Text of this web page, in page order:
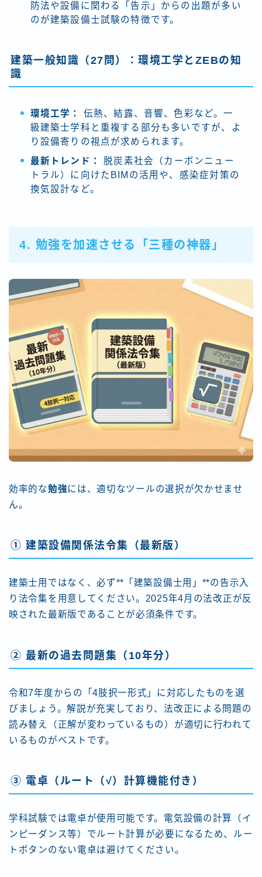
防法や設備に関わる「告示」からの出題が多い
のが建築設備士試験の特徴です。
建築一般知識（27問）：環境工学とZEBの知
識
環境工学：
伝熱、結露、音響、色彩など。一
級建築士学科と重複する部分も多いですが、よ
り設備寄りの視点が求められます。
最新トレンド：
脱炭素社会（カーボンニュー
トラル）に向けたBIMの活用や、感染症対策の
換気設計など。
4. 勉強を加速させる「三種の神器」
効率的な勉強には、適切なツールの選択が欠かせませ
ん。
① 建築設備関係法令集（最新版）
建築士用ではなく、必ず**「建築設備士用」**の告示入
り法令集を用意してください。2025年4月の法改正が反
映された最新版であることが必須条件です。
② 最新の過去問題集（10年分）
令和7年度からの「4肢択一形式」に対応したものを選
びましょう。解説が充実しており、法改正による問題の
読み替え（正解が変わっているもの）が適切に行われて
いるものがベストです。
③ 電卓（ルート（√）計算機能付き）
学科試験では電卓が使用可能です。電気設備の計算（イ
ンピーダンス等）でルート計算が必要になるため、ルー
トボタンのない電卓は避けてください。